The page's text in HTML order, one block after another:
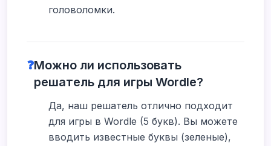
головоломки.
❓Можно ли использовать
решатель для игры Wordle?
Да, наш решатель отлично подходит
для игры в Wordle (5 букв). Вы можете
вводить известные буквы (зеленые),